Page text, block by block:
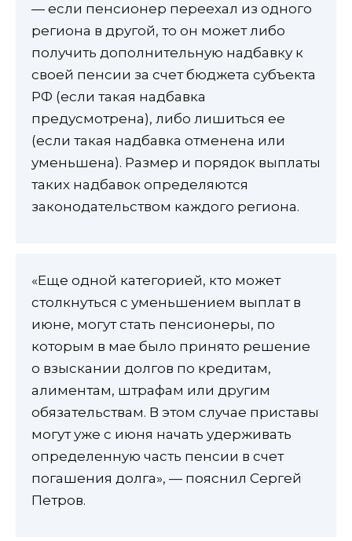
— если пенсионер переехал из одного
региона в другой, то он может либо
получить дополнительную надбавку к
своей пенсии за счет бюджета субъекта
РФ (если такая надбавка
предусмотрена), либо лишиться ее
(если такая надбавка отменена или
уменьшена). Размер и порядок выплаты
таких надбавок определяются
законодательством каждого региона.
«Еще одной категорией, кто может
столкнуться с уменьшением выплат в
июне, могут стать пенсионеры, по
которым в мае было принято решение
о взыскании долгов по кредитам,
алиментам, штрафам или другим
обязательствам. В этом случае приставы
могут уже с июня начать удерживать
определенную часть пенсии в счет
погашения долга», — пояснил Сергей
Петров.